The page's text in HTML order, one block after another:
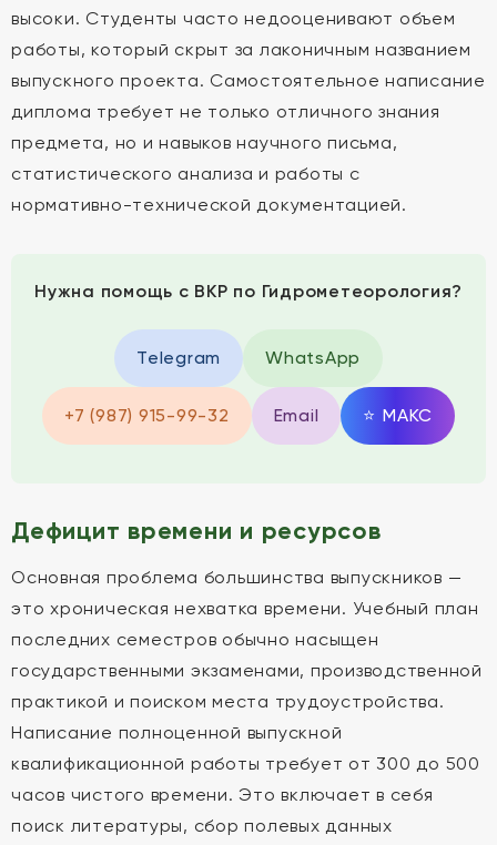
высоки. Студенты часто недооценивают объем
работы, который скрыт за лаконичным названием
выпускного проекта. Самостоятельное написание
диплома требует не только отличного знания
предмета, но и навыков научного письма,
статистического анализа и работы с
нормативно-технической документацией.
Нужна помощь с ВКР по Гидрометеорология?
Telegram WhatsApp
+7 (987) 915-99-32 Email ⭐ MAКС
Дефицит времени и ресурсов
Основная проблема большинства выпускников —
это хроническая нехватка времени. Учебный план
последних семестров обычно насыщен
государственными экзаменами, производственной
практикой и поиском места трудоустройства.
Написание полноценной выпускной
квалификационной работы требует от 300 до 500
часов чистого времени. Это включает в себя
поиск литературы, сбор полевых данных